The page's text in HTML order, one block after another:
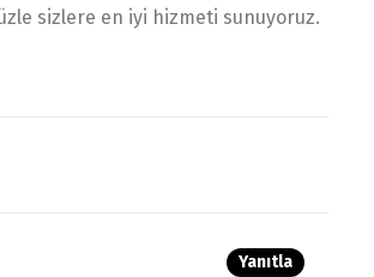
sizlere en iyi hizmeti sunuyoruz.
Yanıtla